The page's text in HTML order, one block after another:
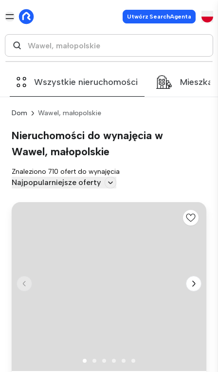
Utwórz SearchAgenta
Wszystkie nieruchomości
Dom Wawel, małopolskie
Nieruchomości do wynajęcia w
Wawel, małopolskie
Znaleziono 710 ofert do wynajęcia
Najpopularniejsze oferty